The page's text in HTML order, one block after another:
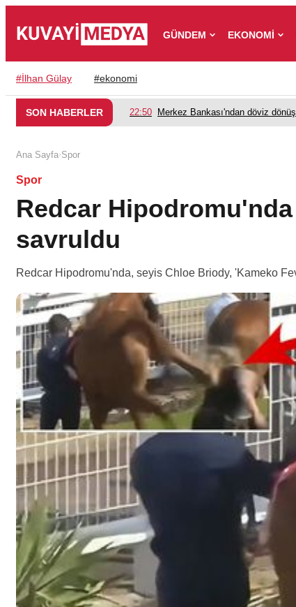
GÜNDEM EKONOMİ
#İlhan Gülay #ekonomi
SON HABERLER 22:50 Merkez Bankası'ndan döviz
Ana Sayfa›Spor
Spor
Redcar
savruldu
Redcar Hipodromu'nda, seyis Chloe Briody, 'Kameko